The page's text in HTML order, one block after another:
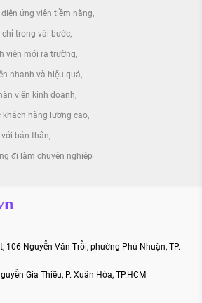
ứng viên tiềm năng
trong vài bước
viên mới ra trường
nhanh và hiệu quả
viên kinh doanh
khách hàng lương cao
bản thân
đi làm chuyên nghiệp
106 Nguyễn Văn Trỗi, phường Phú Nhuận, TP.
Gia Thiều, P. Xuân Hòa, TP.HCM